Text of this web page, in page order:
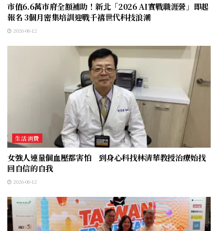
市值6.6萬市府全額補助！新北「2026 AI實戰職涯營」即起
報名 3個月密集培訓迎戰千禧世代科技浪潮
2026-06-12
生活消費
女強人連量個血壓都害怕 到身心科找林清華教授治療始找
回自信的自我
2026-06-12